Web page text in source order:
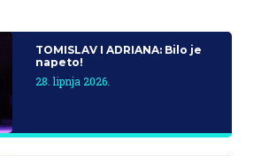
TOMISLAV I ADRIANA: Bilo je
napeto!
28. lipnja 2026.